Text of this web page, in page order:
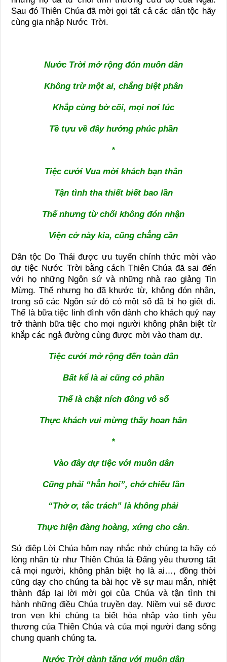
Sau đó Thiên Chúa đã mời gọi tất cả các dân tộc hãy
cùng gia nhập Nước Trời.
Nước Trời mở rộng đón muôn dân
Không trừ một ai, chẳng biệt phân
Khắp cùng bờ cõi, mọi nơi lúc
Tề tựu về đây hưởng phúc phần
*
Tiệc cưới Vua mời khách bạn thân
Tận tình tha thiết biết bao lần
Thế nhưng từ chối không đón nhận
Viện cớ này kia, cũng chẳng cần
Dân tộc Do Thái được ưu tuyển chính thức mời vào
dự tiệc Nước Trời bằng cách Thiên Chúa đă sai đến
với họ những Ngôn sứ và những nhà rao giảng Tin
Mừng. Thế nhưng họ đã khước từ, không đón nhận,
trong số các Ngôn sứ đó có một số đã bị họ giết đi.
Thế là bữa tiệc linh đình vốn dành cho khách quý nay
trở thành bữa tiệc cho mọi người không phân biệt từ
khắp các ngả đường cùng được mời vào tham dự.
Tiệc cưới mở rộng đến toàn dân
Bất kể là ai cũng có phần
Thế là chật ních đông vô số
Thực khách vui mừng thấy hoan hân
*
Vào đây dự tiệc với muôn dân
Cũng phải “hẳn hoi”, chớ chiếu lần
“Thờ ơ, tắc trách” là không phải
Thực hiện đàng hoàng, xứng cho cân.
Sứ điệp Lời Chúa hôm nay nhắc nhở chúng ta hãy có
lòng nhân từ như Thiên Chúa là Đấng yêu thương tất
cả mọi người, không phân biệt họ là ai…, đồng thời
cũng dạy cho chúng ta bài học về sự mau mắn, nhiệt
thành đáp lại lời mời gọi của Chúa và tận tình thi
hành những điều Chúa truyền dạy. Niềm vui sẽ được
trọn vẹn khi chúng ta biết hòa nhập vào tình yêu
thương của Thiên Chúa và của mọi người đang sống
chung quanh chúng ta.
Nước Trời dành tặng với muôn dân